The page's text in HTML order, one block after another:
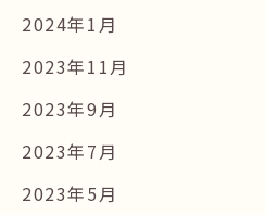
2024年1月
2023年11月
2023年9月
2023年7月
2023年5月